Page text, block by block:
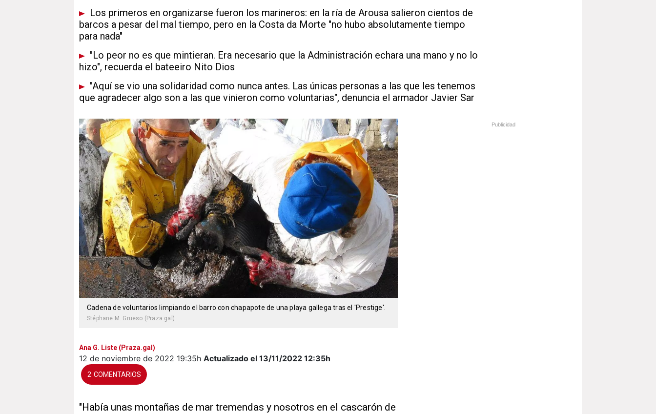
Los primeros en organizarse fueron los marineros: en la ría de Arousa salieron cientos de
barcos a pesar del mal tiempo, pero en la Costa da Morte "no hubo absolutamente tiempo
para nada"
"Lo peor no es que mintieran. Era necesario que la Administración echara una mano y no lo
hizo", recuerda el bateeiro Nito Dios
"Aquí se vio una solidaridad como nunca antes. Las únicas personas a las que les tenemos
que agradecer algo son a las que vinieron como voluntarias", denuncia el armador Javier Sar
Cadena de voluntarios limpiando el barro con chapapote de una playa gallega tras el 'Prestige'.
Stéphane M. Grueso (Praza.gal)
Ana G. Liste (Praza.gal)
12 de noviembre de 2022 19:35h Actualizado el 13/11/2022 12:35h
2
″Había unas montañas de mar tremendas y nosotros en el cascarón de
Publicidad